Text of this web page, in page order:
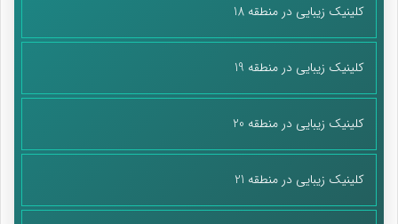
کلینیک زیبایی در منطقه 18
کلینیک زیبایی در منطقه 19
کلینیک زیبایی در منطقه 20
کلینیک زیبایی در منطقه 21